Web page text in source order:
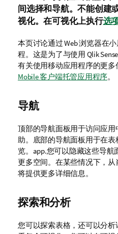
间选择和导航。不能创建
视化。在可视化上执行选
本页讨论通过 Web 浏览器在
程。这是为了与使用 Qlik Sense
有关使用移动应用程序的更多
Mobile 客户端托管应用程序。
导航
顶部的导航面板用于访问应
助。 底部的导航面板用于在
览。app.您可以隐藏这些导
更多空间。在某些情况下，从
将提供更多详细信息。
探索和分析
您可以探索表格，还可以分